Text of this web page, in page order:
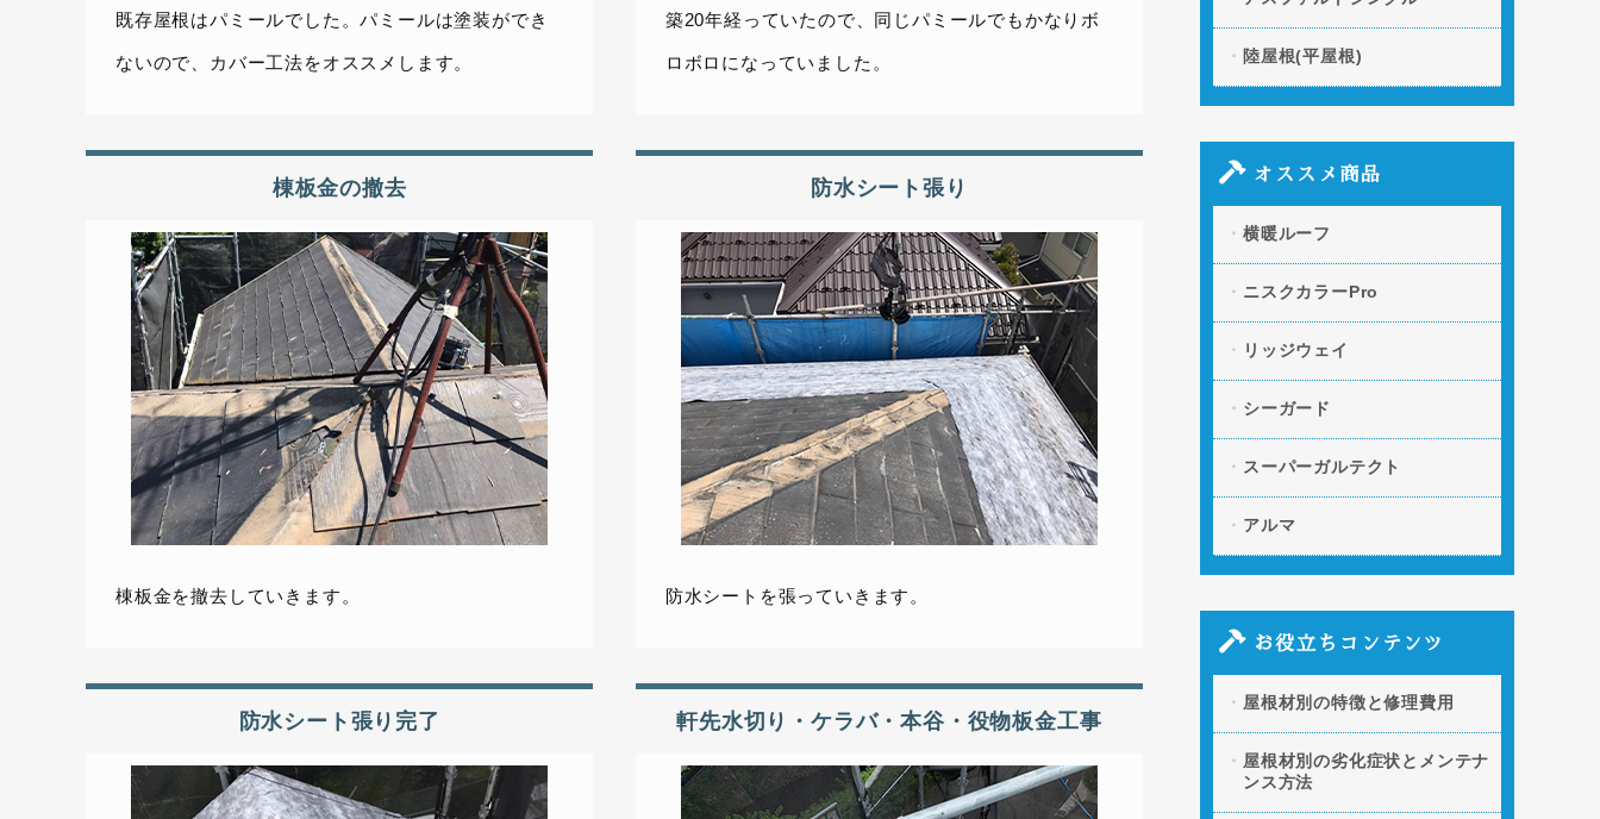
既存屋根はパミールでした。パミールは塗装ができ
ないので、カバー工法をオススメします。
築20年経っていたので、同じパミールでもかなりボ
ロボロになっていました。
棟板金の撤去
棟板金を撤去していきます。
防水シート張り
防水シートを張っていきます。
防水シート張り完了 軒先水切り・ケラバ・本谷・役物板金工事
陸屋根(平屋根)
オススメ商品
横暖ルーフ
ニスクカラーPro
リッジウェイ
シーガード
スーパーガルテクト
アルマ
お役立ちコンテンツ
屋根材別の特徴と修理費用
屋根材別の劣化症状とメンテナ
ンス方法